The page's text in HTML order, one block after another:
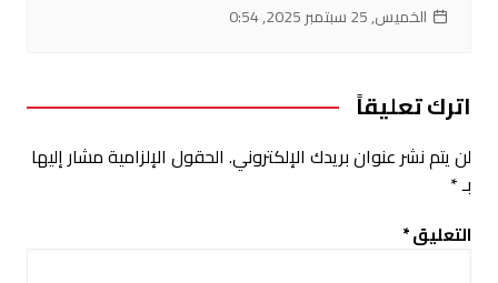
الخميس, 25 سبتمبر 2025, 0:54
اترك تعليقاً
لن يتم نشر عنوان بريدك الإلكتروني. الحقول الإلزامية مشار إليها
بـ*
التعليق*